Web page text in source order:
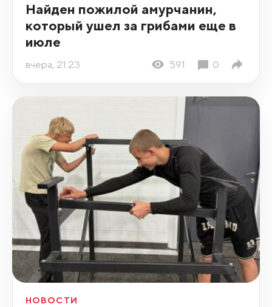
Найден пожилой амурчанин,
который ушел за грибами еще в
июле
вчера, 21:23 591 0
НОВОСТИ